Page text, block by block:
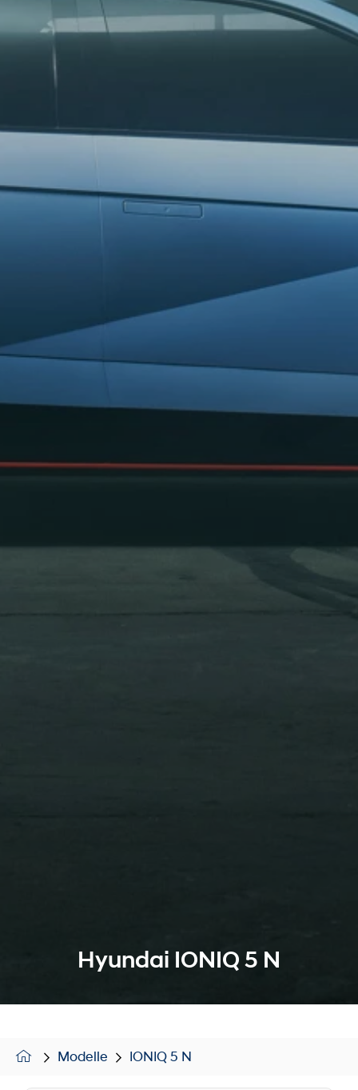
Hyundai IONIQ 5 N
Modelle IONIQ 5 N